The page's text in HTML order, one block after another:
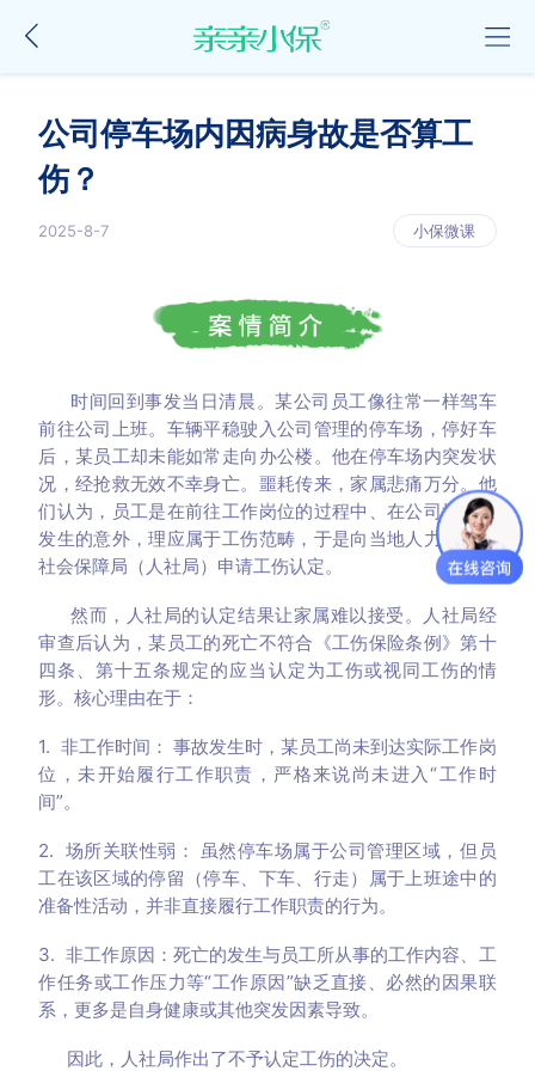
公司停车场内因病身故是否算工
伤？
2025-8-7 小保微课
时间回到事发当日清晨。某公司员工像往常一样驾车
前往公司上班。车辆平稳驶入公司管理的停车场，停好车
后，某员工却未能如常走向办公楼。他在停车场内突发状
况，经抢救无效不幸身亡。噩耗传来，家属悲痛万分。他
们认为，员工是在前往工作岗位的过程中、在公司场所内
发生的意外，理应属于工伤范畴，于是向当地人力资源和
社会保障局（人社局）申请工伤认定。
然而，人社局的认定结果让家属难以接受。人社局经
审查后认为，某员工的死亡不符合《工伤保险条例》第十
四条、第十五条规定的应当认定为工伤或视同工伤的情
形。核心理由在于：
1. 非工作时间： 事故发生时，某员工尚未到达实际工作岗
位，未开始履行工作职责，严格来说尚未进入“工作时
间”。
2. 场所关联性弱： 虽然停车场属于公司管理区域，但员
工在该区域的停留（停车、下车、行走）属于上班途中的
准备性活动，并非直接履行工作职责的行为。
3. 非工作原因：死亡的发生与员工所从事的工作内容、工
作任务或工作压力等“工作原因”缺乏直接、必然的因果联
系，更多是自身健康或其他突发因素导致。
因此，人社局作出了不予认定工伤的决定。